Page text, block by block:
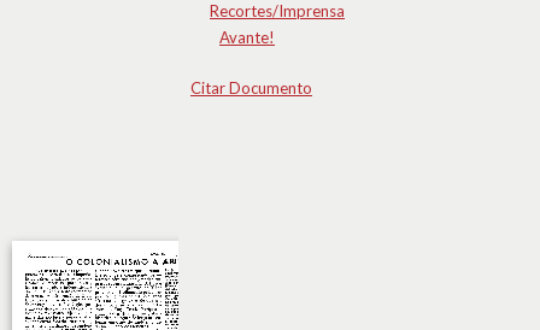
Recortes/Imprensa
Avante!
Citar Documento